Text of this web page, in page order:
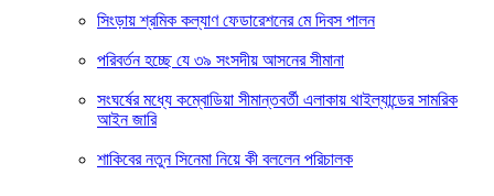
সিংড়ায় শ্রমিক কল্যাণ ফেডারেশনের মে দিবস পালন
পরিবর্তন হচ্ছে যে ৩৯ সংসদীয় আসনের সীমানা
সংঘর্ষের মধ্যে কম্বোডিয়া সীমান্তবর্তী এলাকায় থাইল্যান্ডের সামরিক
আইন জারি
শাকিবের নতুন সিনেমা নিয়ে কী বললেন পরিচালক